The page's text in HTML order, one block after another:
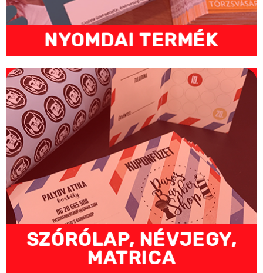
NYOMDAI TERMÉK
SZÓRÓLAP, NÉVJEGY,
MATRICA